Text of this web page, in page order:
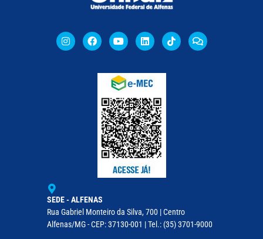
SEDE - ALFENAS
Rua Gabriel Monteiro da Silva, 700 | Centro
Alfenas/MG - CEP: 37130-001 | Tel.: (35) 3701-9000